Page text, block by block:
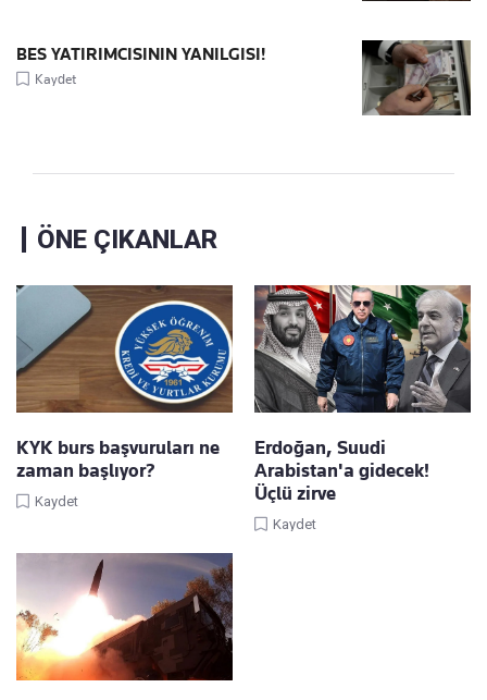
BES YATIRIMCISININ YANILGISI!
Kaydet
ÖNE ÇIKANLAR
KYK burs başvuruları ne
zaman başlıyor?
Kaydet
Erdoğan, Suudi
Arabistan'a gidecek!
Üçlü zirve
Kaydet